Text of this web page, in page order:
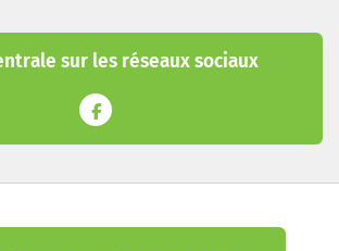
sur les réseaux sociaux